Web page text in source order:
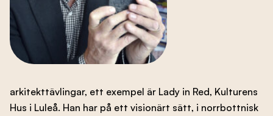
Kontakta oss
Besök nbf.se
arkitekttävlingar, ett exempel är Lady in Red, Kulturens
Hus i Luleå. Han har på ett visionärt sätt, i norrbottnisk